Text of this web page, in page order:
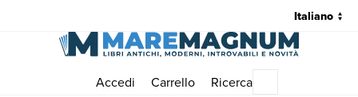
Accedi Carrello Ricerca